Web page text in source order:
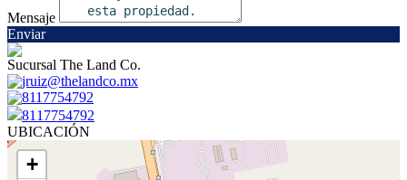
Mensaje
Enviar
Sucursal The Land Co.
jruiz@thelandco.mx
8117754792
8117754792
UBICACIÓN
+